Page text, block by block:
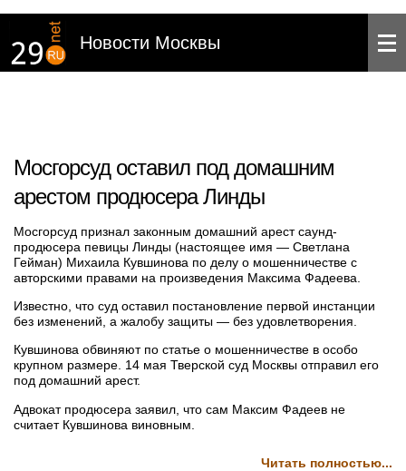
Новости Москвы
Мосгорсуд оставил под домашним
арестом продюсера Линды
Мосгорсуд признал законным домашний арест саунд-
продюсера певицы Линды (настоящее имя — Светлана
Гейман) Михаила Кувшинова по делу о мошенничестве с
авторскими правами на произведения Максима Фадеева.
Известно, что суд оставил постановление первой инстанции
без изменений, а жалобу защиты — без удовлетворения.
Кувшинова обвиняют по статье о мошенничестве в особо
крупном размере. 14 мая Тверской суд Москвы отправил его
под домашний арест.
Адвокат продюсера заявил, что сам Максим Фадеев не
считает Кувшинова виновным.
Читать полностью...